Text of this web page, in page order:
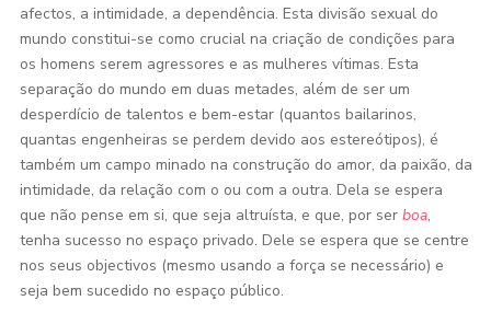
afectos, a intimidade, a dependência. Esta divisão sexual do
mundo constitui-se como crucial na criação de condições para
os homens serem agressores e as mulheres vítimas. Esta
separação do mundo em duas metades, além de ser um
desperdício de talentos e bem-estar (quantos bailarinos,
quantas engenheiras se perdem devido aos estereótipos), é
também um campo minado na construção do amor, da paixão, da
intimidade, da relação com o ou com a outra. Dela se espera
que não pense em si, que seja altruísta, e que, por ser boa,
tenha sucesso no espaço privado. Dele se espera que se centre
nos seus objectivos (mesmo usando a força se necessário) e
seja bem sucedido no espaço público.